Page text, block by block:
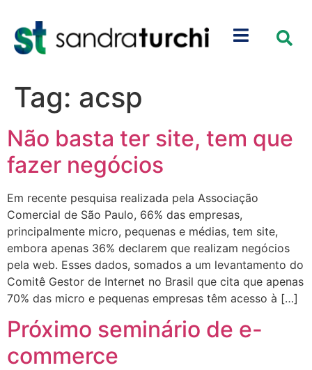
Tag: acsp
Não basta ter site, tem que
fazer negócios
Em recente pesquisa realizada pela Associação
Comercial de São Paulo, 66% das empresas,
principalmente micro, pequenas e médias, tem site,
embora apenas 36% declarem que realizam negócios
pela web. Esses dados, somados a um levantamento do
Comitê Gestor de Internet no Brasil que cita que apenas
70% das micro e pequenas empresas têm acesso à […]
Próximo seminário de e-
commerce